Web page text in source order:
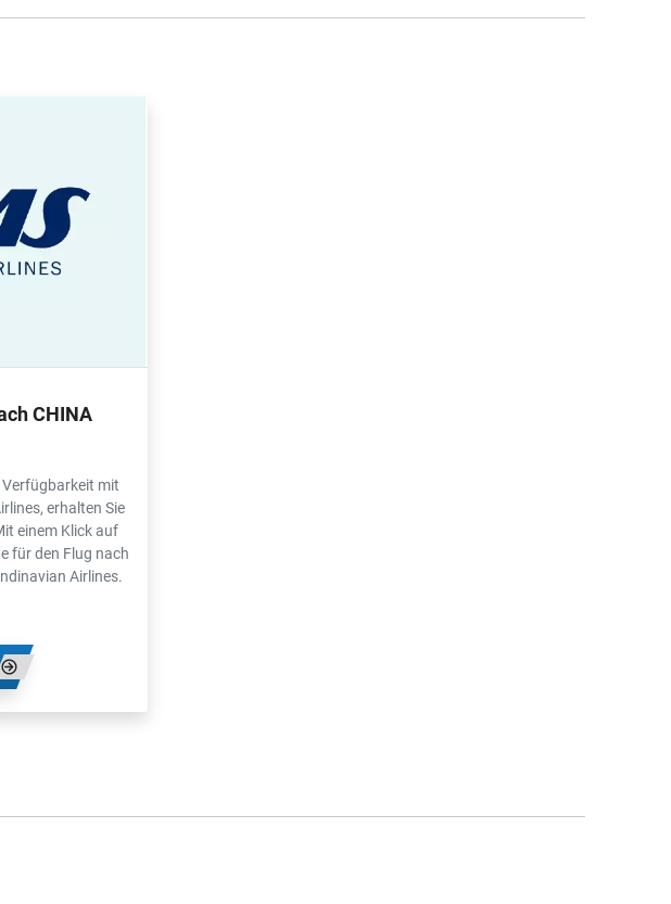
CHINA
Verfügbarkeit mit
erhalten Sie
einem Klick auf
für den Flug nach
Airlines.